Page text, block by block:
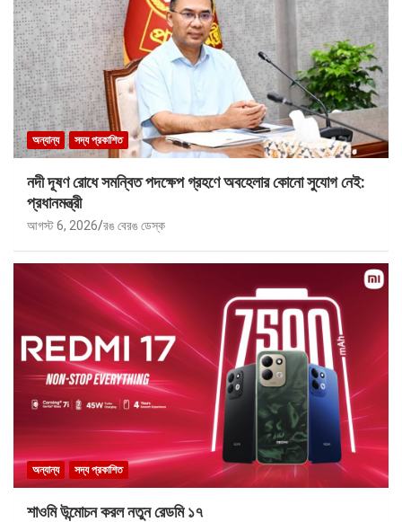
অন্যান্য সদ্য প্রকাশিত
নদী দূষণ রোধে সমন্বিত পদক্ষেপ গ্রহণে অবহেলার কোনো সুযোগ নেই:
প্রধানমন্ত্রী
আগস্ট 6, 2026 রঙ বেরঙ ডেস্ক
অন্যান্য সদ্য প্রকাশিত
শাওমি উন্মোচন করল নতুন রেডমি ১৭